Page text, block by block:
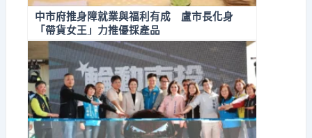
中市府推身障就業與福利有成 盧市長化身
「帶貨女王」力推優採產品